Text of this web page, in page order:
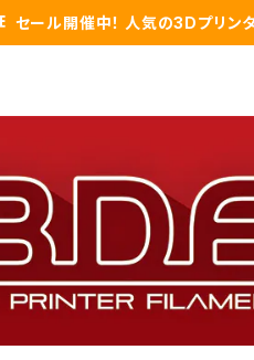
セール開催中！ 人気の3Dプリン